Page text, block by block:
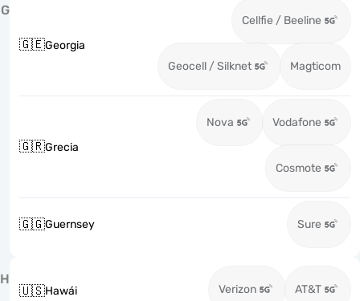
G
🇬🇪Georgia
Cellfie / Beeline
Geocell / Silknet Magticom
🇬🇷Grecia
Nova Vodafone
Cosmote
🇬🇬Guernsey Sure
H
🇺🇸Hawái Verizon AT&T